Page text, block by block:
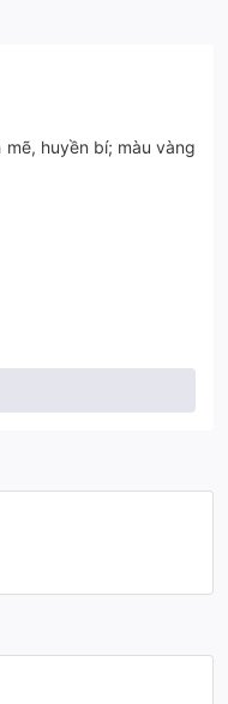
huyền bí; màu vàng